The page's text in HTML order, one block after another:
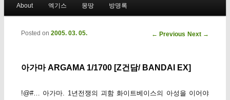
Skip to primary content
Skip to secondary content
About 엑기스 몽땅 방명록
Post navigation
← Previous Next →
아가마 ARGAMA 1/1700 [Z건담/ BANDAI EX]
Posted on 2005. 03. 05.
!@#… 아가마. 1년전쟁의 괴함 화이트베이스의 아성을 이어야